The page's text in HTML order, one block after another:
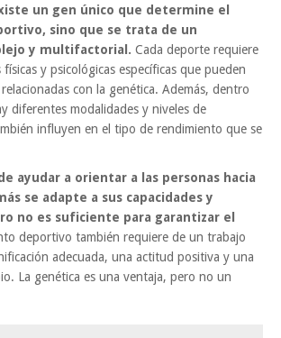
un gen único que determine el
sino que se trata de un
y multifactorial. Cada deporte requiere
y psicológicas específicas que pueden
con la genética. Además, dentro
diferentes modalidades y niveles de
influyen en el tipo de rendimiento que se
ayudar a orientar a las personas hacia
se adapte a sus capacidades y
no es suficiente para garantizar el
deportivo también requiere de un trabajo
adecuada, una actitud positiva y una
La genética es una ventaja, pero no un